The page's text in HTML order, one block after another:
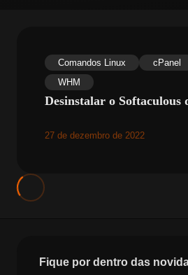
Comandos Linux cPanel
WHM
Desinstalar o Softaculous
27 de dezembro de 2022
Fique por dentro das